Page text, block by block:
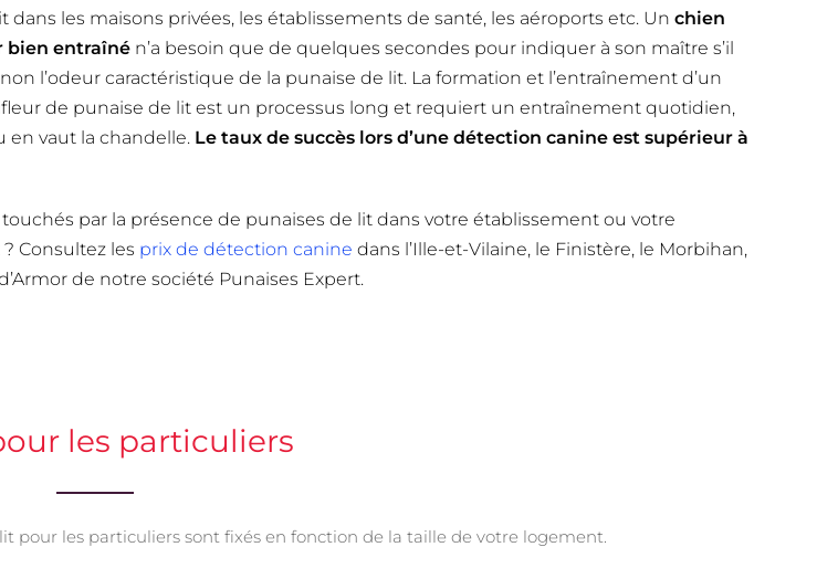
dans les maisons privées, les établissements de santé, les aéroports etc. Un chien
bien entraîné n’a besoin que de quelques secondes pour indiquer à son maître s’il
l’odeur caractéristique de la punaise de lit. La formation et l’entraînement d’un
de punaise de lit est un processus long et requiert un entraînement quotidien,
en vaut la chandelle. Le taux de succès lors d’une détection canine est supérieur à
touchés par la présence de punaises de lit dans votre établissement ou votre
Consultez les prix de détection canine dans l’Ille-et-Vilaine, le Finistère, le Morbihan,
de notre société Punaises Expert.
les particuliers
pour les particuliers sont fixés en fonction de la taille de votre logement.